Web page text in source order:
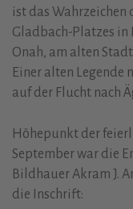
ist das Wahrzeichen
Gladbach-Platzes in
Onah, am alten
Einer alten Legende
auf der Flucht nach
Höhepunkt der
September war die
Bildhauer Akram J.
die Inschrift: